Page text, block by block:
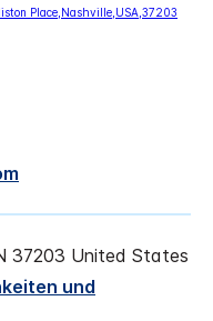
37203 United States
und